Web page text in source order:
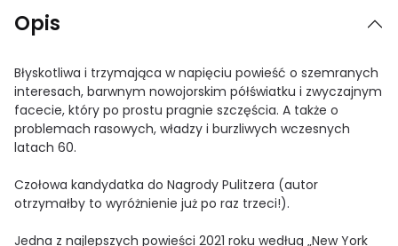
Opis
Błyskotliwa i trzymająca w napięciu powieść o szemranych
interesach, barwnym nowojorskim półświatku i zwyczajnym
facecie, który po prostu pragnie szczęścia. A także o
problemach rasowych, władzy i burzliwych wczesnych
latach 60.
Czołowa kandydatka do Nagrody Pulitzera (autor
otrzymałby to wyróżnienie już po raz trzeci!).
Jedna z najlepszych powieści 2021 roku według „New York